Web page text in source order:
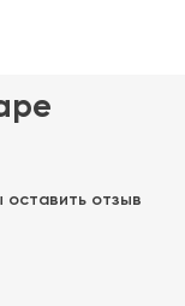
оставить отзыв